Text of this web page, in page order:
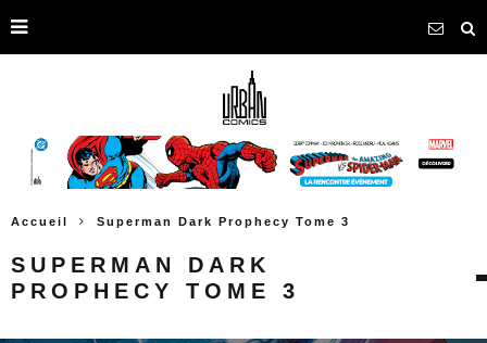
Accueil Superman Dark Prophecy Tome 3
SUPERMAN DARK
PROPHECY TOME 3